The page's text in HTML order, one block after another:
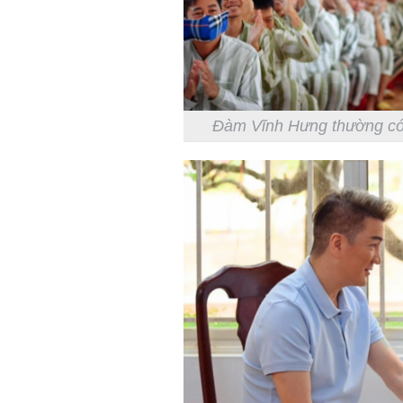
Đàm Vĩnh Hưng thường